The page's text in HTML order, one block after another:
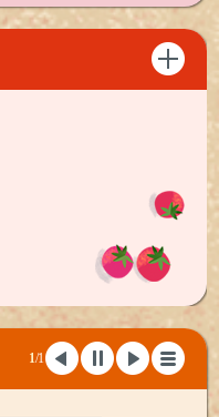
1/1